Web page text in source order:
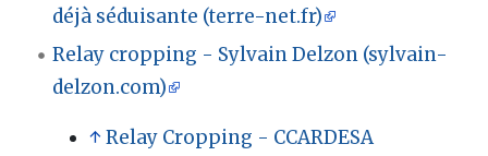
déjà séduisante (terre-net.fr)
Relay cropping - Sylvain Delzon (sylvain-
delzon.com)
↑Relay Cropping - CCARDESA